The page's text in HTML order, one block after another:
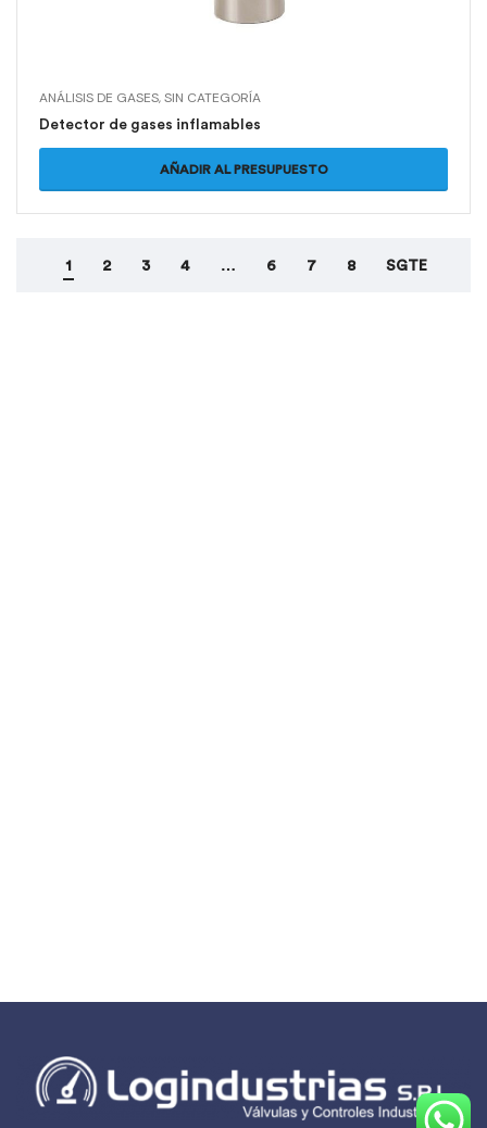
ANÁLISIS DE GASES,SIN CATEGORÍA
Detector de gases inflamables
AÑADIR AL PRESUPUESTO
1 2 3 4 … 6 7 8 SGTE